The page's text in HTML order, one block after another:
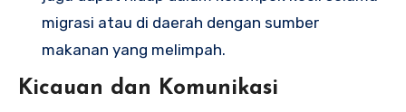
migrasi atau di daerah dengan sumber
makanan yang melimpah.
Kicauan dan Komunikasi